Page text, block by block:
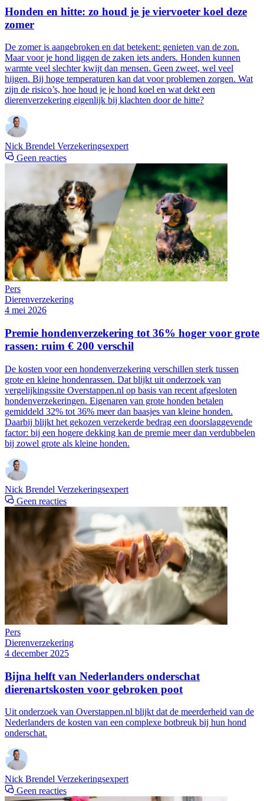
Honden en hitte: zo houd je je viervoeter koel deze
zomer
De zomer is aangebroken en dat betekent: genieten van de zon.
Maar voor je hond liggen de zaken iets anders. Honden kunnen
warmte veel slechter kwijt dan mensen. Geen zweet, wel veel
hijgen. Bij hoge temperaturen kan dat voor problemen zorgen. Wat
zijn de risico’s, hoe houd je je hond koel en wat dekt een
dierenverzekering eigenlijk bij klachten door de hitte?
Nick Brendel Verzekeringsexpert
Geen reacties
Pers
Dierenverzekering
4 mei 2026
Premie hondenverzekering tot 36% hoger voor grote
rassen: ruim € 200 verschil
De kosten voor een hondenverzekering verschillen sterk tussen
grote en kleine hondenrassen. Dat blijkt uit onderzoek van
vergelijkingssite Overstappen.nl op basis van recent afgesloten
hondenverzekeringen. Eigenaren van grote honden betalen
gemiddeld 32% tot 36% meer dan baasjes van kleine honden.
Daarbij blijkt het gekozen verzekerde bedrag een doorslaggevende
factor: bij een hogere dekking kan de premie meer dan verdubbelen
bij zowel grote als kleine honden.
Nick Brendel Verzekeringsexpert
Geen reacties
Pers
Dierenverzekering
4 december 2025
Bijna helft van Nederlanders onderschat
dierenartskosten voor gebroken poot
Uit onderzoek van Overstappen.nl blijkt dat de meerderheid van de
Nederlanders de kosten van een complexe botbreuk bij hun hond
onderschat.
Nick Brendel Verzekeringsexpert
Geen reacties